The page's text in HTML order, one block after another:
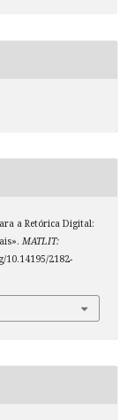
a Retórica Digital:
MATLIT:
2182-